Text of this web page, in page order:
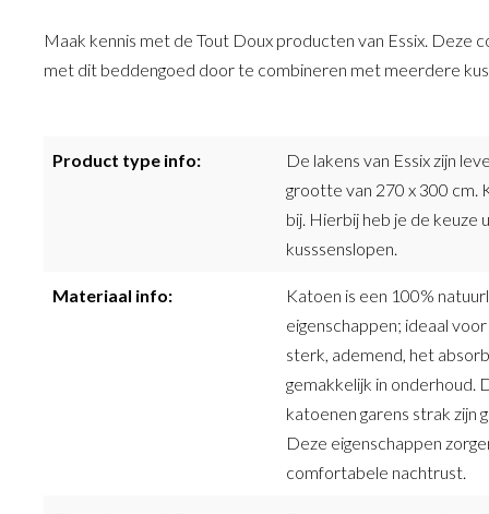
Maak kennis met de Tout Doux producten van Essix.
met dit beddengoed door te combineren met meerdere
Product type info:
De lakens van Essix zijn
grootte van 270 x 300 cm.
bij. Hierbij heb je de keuze
kusssenslopen.
Materiaal info:
Katoen is een 100%
eigenschappen; ideaal
sterk, ademend, het
gemakkelijk in onderhoud.
katoenen garens strak zijn
Deze eigenschappen
comfortabele nachtrust.